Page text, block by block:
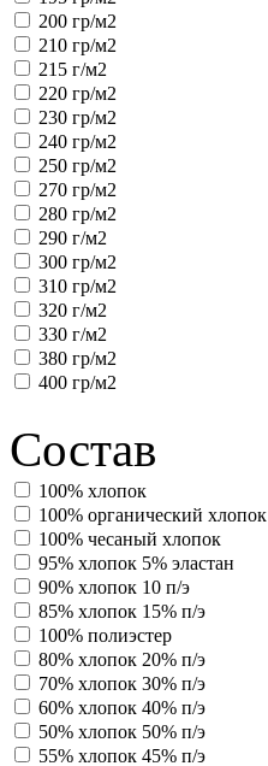
200 гр/м2
210 гр/м2
215 г/м2
220 гр/м2
230 гр/м2
240 гр/м2
250 гр/м2
270 гр/м2
280 гр/м2
290 г/м2
300 гр/м2
310 гр/м2
320 г/м2
330 г/м2
380 гр/м2
400 гр/м2
Состав
100% хлопок
100% органический хлопок
100% чесаный хлопок
95% хлопок 5% эластан
90% хлопок 10 п/э
85% хлопок 15% п/э
100% полиэстер
80% хлопок 20% п/э
70% хлопок 30% п/э
60% хлопок 40% п/э
50% хлопок 50% п/э
55% хлопок 45% п/э